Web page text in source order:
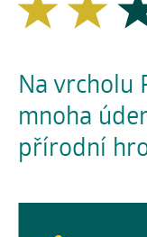
Na vrcholu
mnoha
přírodní